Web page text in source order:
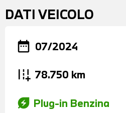
DATI VEICOLO
date_range 07/2024
add_road 78.750 km
energy_savings_leaf Plug-in Benzina